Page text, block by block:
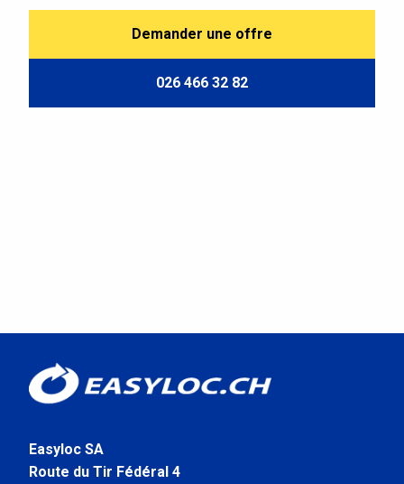
Demander une offre
026 466 32 82
Easyloc SA
Route du Tir Fédéral 4